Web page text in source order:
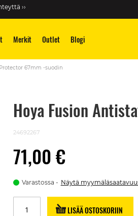
››
Merkit Outlet Blogi
67mm -suodin
Hoya Fusion
24692267
71,00 €
Varastossa Näytä
LISÄÄ OSTOSKORIIN